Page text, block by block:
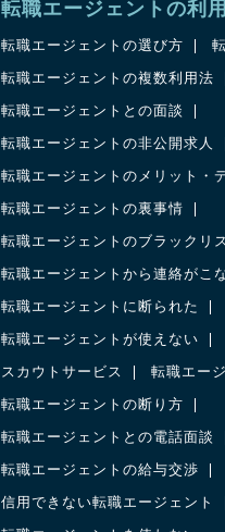
転職エージェントの利
転職エージェントの選び方
転職エージェントの複数利用法
転職エージェントとの面談
転職エージェントの非公開求人
転職エージェントのメリット・
転職エージェントの裏事情
転職エージェントのブラックリ
転職エージェントから連絡がこ
転職エージェントに断られた
転職エージェントが使えない
スカウトサービス 転職エー
転職エージェントの断り方
転職エージェントとの電話面談
転職エージェントの給与交渉
信用できない転職エージェント